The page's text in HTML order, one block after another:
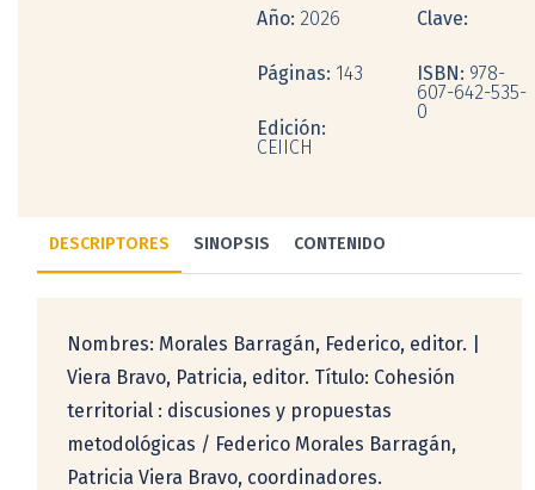
Año: 2026
Páginas: 143
Edición:
CEIICH
Clave:
ISBN: 978-
607-642-535-
0
DESCRIPTORES SINOPSIS CONTENIDO
Nombres: Morales Barragán, Federico, editor. |
Viera Bravo, Patricia, editor. Título: Cohesión
territorial : discusiones y propuestas
metodológicas / Federico Morales Barragán,
Patricia Viera Bravo, coordinadores.